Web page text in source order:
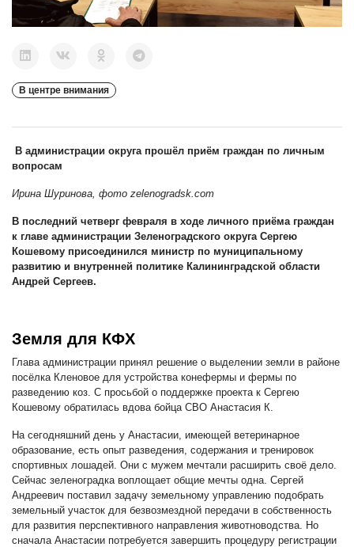
В центре внимания
В администрации округа прошёл приём граждан по личным
вопросам
Ирина Шуринова, фото zelenogradsk.com
В последний четверг февраля в ходе личного приёма граждан
к главе администрации Зеленоградского округа Сергею
Кошевому присоединился министр по муниципальному
развитию и внутренней политике Калининградской области
Андрей Сергеев.
Земля для КФХ
Глава администрации принял решение о выделении земли в районе
посёлка Кленовое для устройства конефермы и фермы по
разведению коз. С просьбой о поддержке проекта к Сергею
Кошевому обратилась вдова бойца СВО Анастасия К.
На сегодняшний день у Анастасии, имеющей ветеринарное
образование, есть опыт разведения, содержания и тренировок
спортивных лошадей. Они с мужем мечтали расширить своё дело.
Сейчас зеленоградка воплощает общие мечты одна. Сергей
Андреевич поставил задачу земельному управлению подобрать
земельный участок для безвозмездной передачи в собственность
для развития перспективного направления животноводства. Но
сначала Анастасии потребуется завершить процедуру регистрации